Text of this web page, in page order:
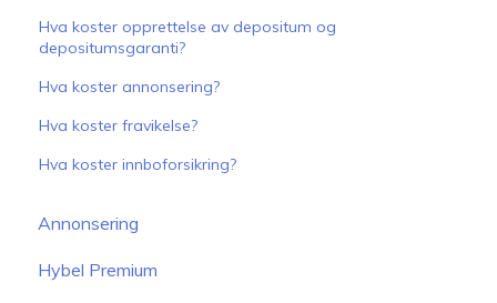
Hva koster opprettelse av depositum og
depositumsgaranti?
Hva koster annonsering?
Hva koster fravikelse?
Hva koster innboforsikring?
Annonsering
Hybel Premium